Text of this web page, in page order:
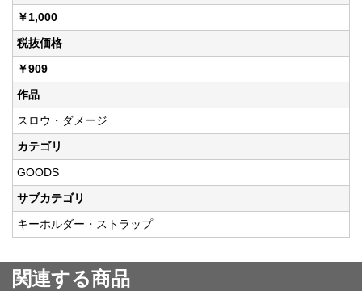
￥1,000
税抜価格
￥909
作品
スロウ・ダメージ
カテゴリ
GOODS
サブカテゴリ
キーホルダー・ストラップ
関連する商品